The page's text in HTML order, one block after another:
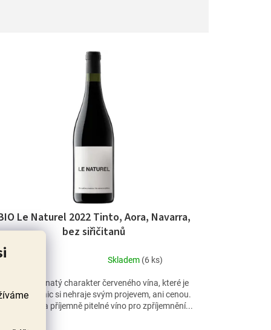
Le Naturel 2022 Tinto, Aora, Navarra,
bez siřičitanů
hodnocení
produktu
Skladem (6 ks)
Ovocně šťavnatý charakter červeného vína, které je
na nic si nehraje svým projevem, ani cenou.
Jednoduché a příjemně pitelné víno pro zpříjemnění...